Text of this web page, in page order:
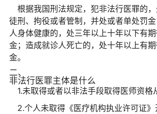
根据我国刑法规定，犯非法行医罪的
徒刑、拘役或者管制，并处或者单处罚
人身体健康的，处三年以上十年以下有
金；造成就诊人死亡的，处十年以上有
金。
二、
非法行医罪主体是什么
1.未取得或者以非法手段取得医师资格
2.个人未取得《医疗机构执业许可证